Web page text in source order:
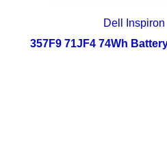
357F9 71JF4 74Wh